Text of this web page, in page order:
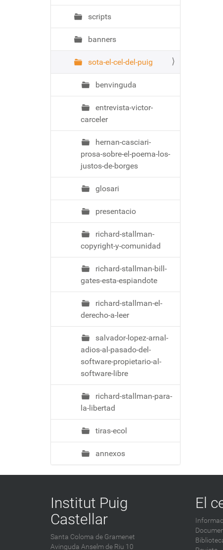
scripts
banners
sota-el-cel-del-puig
benvinguda
entrevista-victor-
carceler
hernan-casciari-
prosa-sobre-el-poema-los-
justos-de-borges
glosari
presentacio
richard-stallman-
copyright-y-comunidad
richard-stallman-bill-
gates-esta-espiandote
richard-stallman-el-
derecho-a-leer
salvador-lopez-arnal-
adios-al-pasado-del-
software-propietario-al-
software-libre
richard-stallman-para-
la-libertad
tiras-ecol
annexos
Institut Puig
Castellar
Santa Coloma de Gramenet
Avinguda Anselm de Riu 10
El